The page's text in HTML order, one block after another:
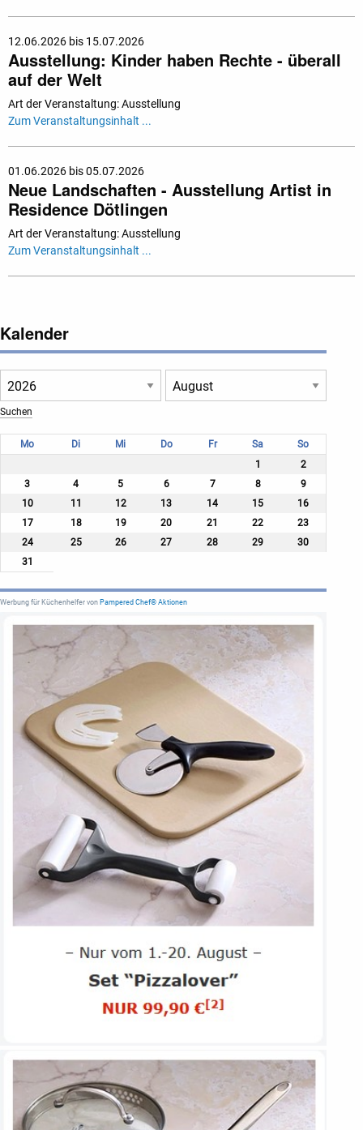
12.06.2026 bis 15.07.2026
Ausstellung: Kinder haben Rechte - überall
auf der Welt
Art der Veranstaltung: Ausstellung
Zum Veranstaltungsinhalt ...
01.06.2026 bis 05.07.2026
Neue Landschaften - Ausstellung Artist in
Residence Dötlingen
Art der Veranstaltung: Ausstellung
Zum Veranstaltungsinhalt ...
Kalender
Mo Di Mi Do Fr Sa
So
1
2
3
4 5 6 7 8
9
10
11 12 13 14 15
16
17
18 19 20 21 22
23
24
25 26 27 28 29
30
31
Werbung für Küchenhelfer von Pampered Chef® Aktionen